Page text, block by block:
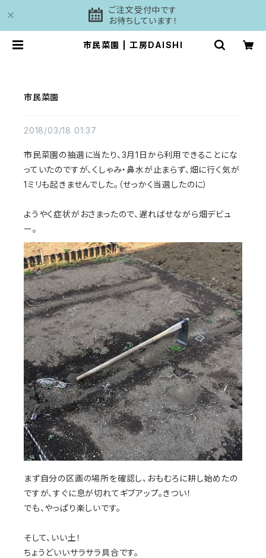
ご注文受付中です
お待ちしています！
市民菜園 | 工房DAISHI
市民菜園
2018/03/18 01:37
市民菜園の抽選に当たり、3月1日から利用できることにな
っていたのですが、くしゃみ・鼻水が止まらず、畑に行く気が
1ミリも起きませんでした。（せっかく当選したのに）
ようやく症状がおさまったので、遅ればせながら畑デビュ
ー。
まず自分の区画の場所を確認し、おもむろに耕し始めたの
ですが、すぐに息が切れてギブアップ。きつい！
でも、やっぱり楽しいです。
そして、いい土！
ちょうどいいサラサラ具合です。